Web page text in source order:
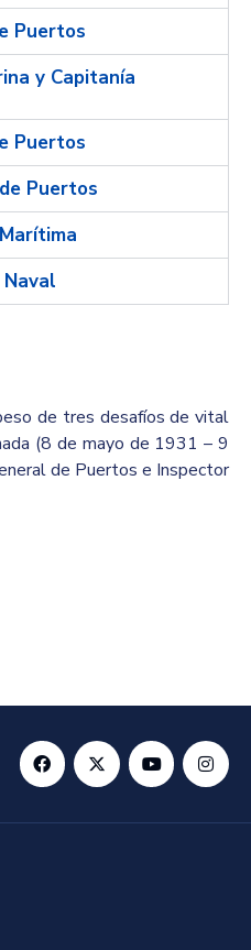
Puertos
y Capitanía
Puertos
Puertos
de tres desafíos de vital
(8 de mayo de 1931 – 9
de Puertos e Inspector